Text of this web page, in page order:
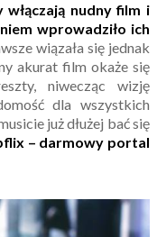
nudny film i
wprowadziło ich
wiązała się jednak
akurat film okaże się
niwecząc wizję
dla wszystkich
już dłużej bać się
– darmowy portal